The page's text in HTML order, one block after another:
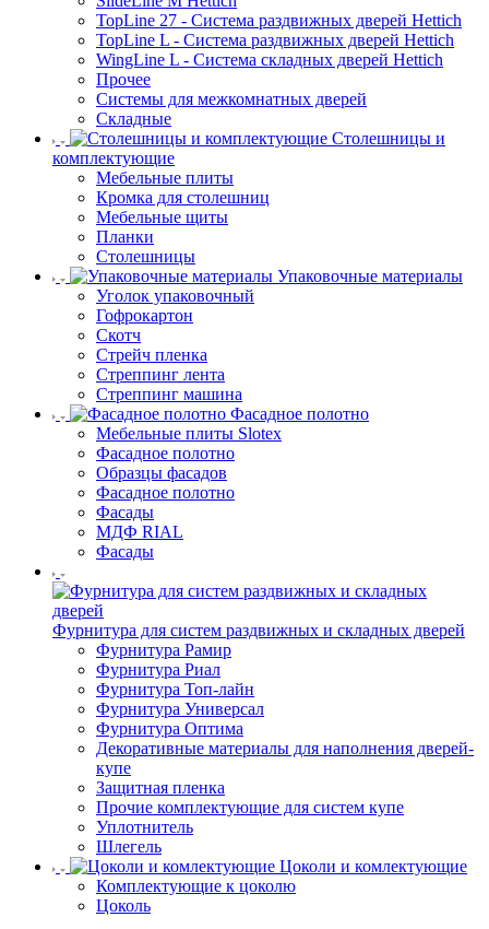
TopLine 27 - Система раздвижных дверей Hettich
TopLine L - Система раздвижных дверей Hettich
WingLine L - Система складных дверей Hettich
Прочее
Системы для межкомнатных дверей
Складные
Столешницы и
комплектующие
Мебельные плиты
Кромка для столешниц
Мебельные щиты
Планки
Столешницы
Упаковочные материалы
Уголок упаковочный
Гофрокартон
Скотч
Стрейч пленка
Стреппинг лента
Стреппинг машина
Фасадное полотно
Мебельные плиты Slotex
Фасадное полотно
Образцы фасадов
Фасадное полотно
Фасады
МДФ RIAL
Фасады
Фурнитура для систем раздвижных и складных дверей
Фурнитура Рамир
Фурнитура Риал
Фурнитура Топ-лайн
Фурнитура Универсал
Фурнитура Оптима
Декоративные материалы для наполнения дверей-
купе
Защитная пленка
Прочие комплектующие для систем купе
Уплотнитель
Шлегель
Цоколи и комлектующие
Комплектующие к цоколю
Цоколь